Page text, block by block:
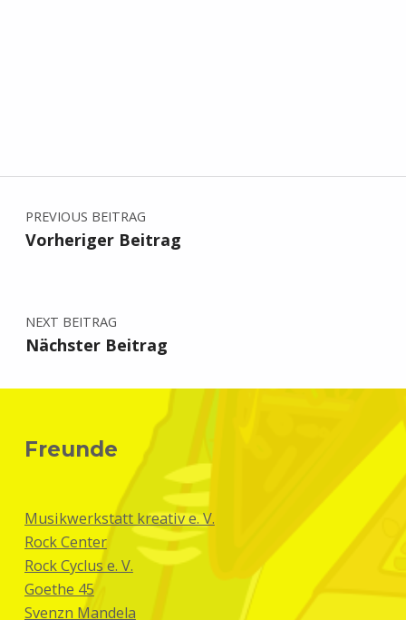
Beitragsnavigation
PREVIOUS BEITRAG
Vorheriger Beitrag
NEXT BEITRAG
Nächster Beitrag
Freunde
Musikwerkstatt kreativ e. V.
Rock Center
Rock Cyclus e. V.
Goethe 45
Svenzn Mandela